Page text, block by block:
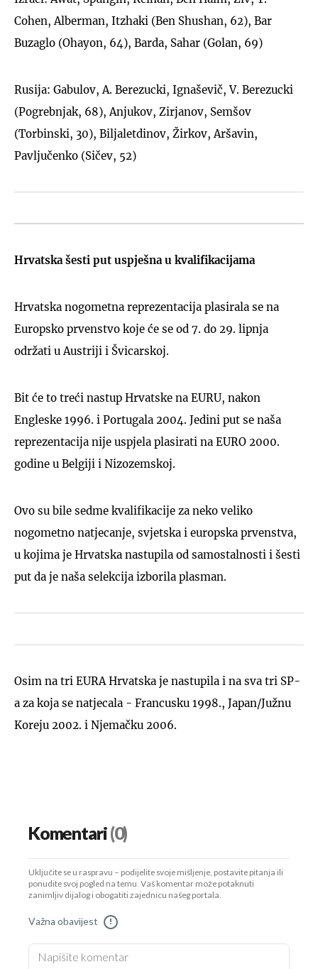
Cohen, Alberman, Itzhaki (Ben Shushan, 62), Bar
Buzaglo (Ohayon, 64), Barda, Sahar (Golan, 69)
Rusija: Gabulov, A. Berezucki, Ignaševič, V. Berezucki
(Pogrebnjak, 68), Anjukov, Zirjanov, Semšov
(Torbinski, 30), Biljaletdinov, Žirkov, Aršavin,
Pavljučenko (Sičev, 52)
Hrvatska šesti put uspješna u kvalifikacijama
Hrvatska nogometna reprezentacija plasirala se na
Europsko prvenstvo koje će se od 7. do 29. lipnja
održati u Austriji i Švicarskoj.
Bit će to treći nastup Hrvatske na EURU, nakon
Engleske 1996. i Portugala 2004. Jedini put se naša
reprezentacija nije uspjela plasirati na EURO 2000.
godine u Belgiji i Nizozemskoj.
Ovo su bile sedme kvalifikacije za neko veliko
nogometno natjecanje, svjetska i europska prvenstva,
u kojima je Hrvatska nastupila od samostalnosti i šesti
put da je naša selekcija izborila plasman.
Osim na tri EURA Hrvatska je nastupila i na sva tri SP-
a za koja se natjecala - Francusku 1998., Japan/Južnu
Koreju 2002. i Njemačku 2006.
Komentari(0)
Uključite se u raspravu – podijelite svoje mišljenje, postavite pitanja ili
ponudite svoj pogled na temu. Vaš komentar može potaknuti
zanimljiv dijalog i obogatiti zajednicu našeg portala.
Važna obavijest !